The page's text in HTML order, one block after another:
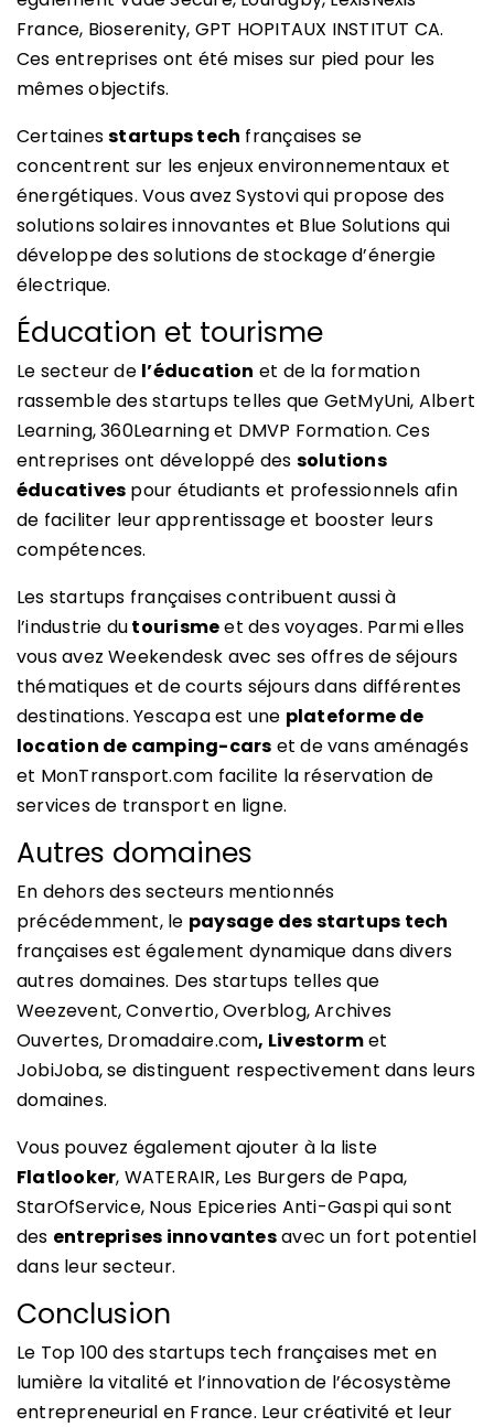
France, Bioserenity, GPT HOPITAUX INSTITUT CA.
Ces entreprises ont été mises sur pied pour les
mêmes objectifs.
Certainesstartups tech françaises se
concentrent sur les enjeux environnementaux et
énergétiques. Vous avez Systovi qui propose des
solutions solaires innovantes et Blue Solutions qui
développe des solutions de stockage d’énergie
électrique.
Éducation et tourisme
Le secteur de l’éducation et de la formation
rassemble des startups telles que GetMyUni, Albert
Learning, 360Learning et DMVP Formation. Ces
entreprises ont développé des solutions
éducatives pour étudiants et professionnels afin
de faciliter leur apprentissage et booster leurs
compétences.
Les startups françaises contribuent aussi à
l’industrie dutourismeet des voyages. Parmi elles
vous avez Weekendesk avec ses offres de séjours
thématiques et de courts séjours dans différentes
destinations. Yescapa est une plateforme de
location de camping-cars et de vans aménagés
et MonTransport.com facilite la réservation de
services de transport en ligne.
Autres domaines
En dehors des secteurs mentionnés
précédemment, le paysage des startups tech
françaises est également dynamique dans divers
autres domaines. Des startups telles que
Weezevent, Convertio, Overblog, Archives
Ouvertes, Dromadaire.com, Livestormet
JobiJoba, se distinguent respectivement dans leurs
domaines.
Vous pouvez également ajouter à la liste
Flatlooker, WATERAIR, Les Burgers de Papa,
StarOfService, Nous Epiceries Anti-Gaspi qui sont
des entreprises innovantesavec un fort potentiel
dans leur secteur.
Conclusion
Le Top 100 des startups tech françaises met en
lumière la vitalité et l’innovation de l’écosystème
entrepreneurial en France. Leur créativité et leur